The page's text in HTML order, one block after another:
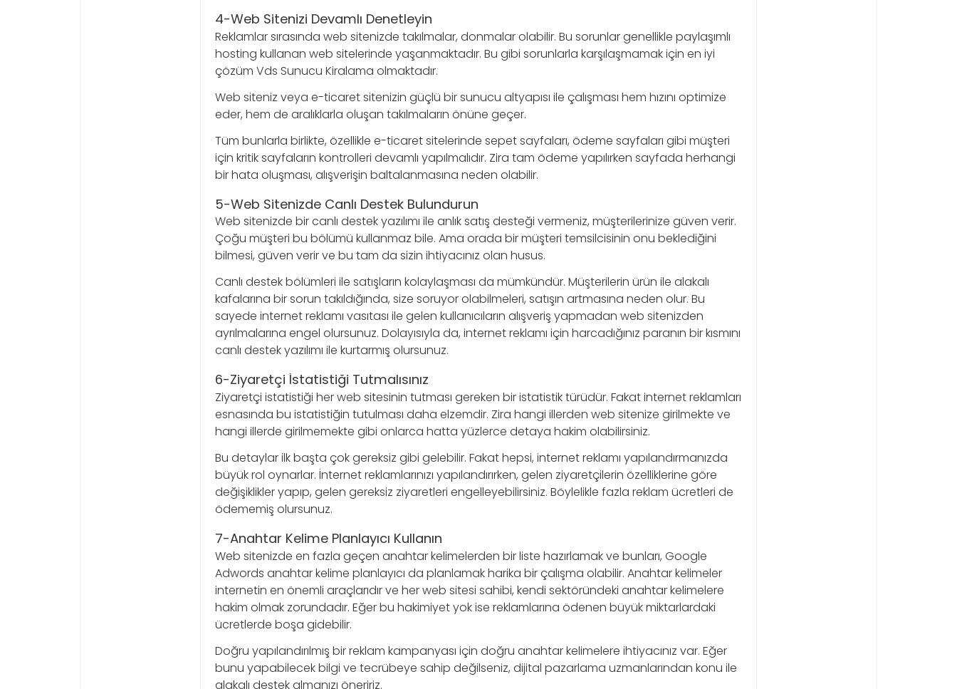
4-Web Sitenizi Devamlı Denetleyin
Reklamlar sırasında web sitenizde takılmalar, donmalar olabilir. Bu sorunlar genellikle paylaşımlı
hosting kullanan web sitelerinde yaşanmaktadır. Bu gibi sorunlarla karşılaşmamak için en iyi
çözüm Vds Sunucu Kiralama olmaktadır.
Web siteniz veya e-ticaret sitenizin güçlü bir sunucu altyapısı ile çalışması hem hızını optimize
eder, hem de aralıklarla oluşan takılmaların önüne geçer.
Tüm bunlarla birlikte, özellikle e-ticaret sitelerinde sepet sayfaları, ödeme sayfaları gibi müşteri
için kritik sayfaların kontrolleri devamlı yapılmalıdır. Zira tam ödeme yapılırken sayfada herhangi
bir hata oluşması, alışverişin baltalanmasına neden olabilir.
5-Web Sitenizde Canlı Destek Bulundurun
Web sitenizde bir canlı destek yazılımı ile anlık satış desteği vermeniz, müşterilerinize güven verir.
Çoğu müşteri bu bölümü kullanmaz bile. Ama orada bir müşteri temsilcisinin onu beklediğini
bilmesi, güven verir ve bu tam da sizin ihtiyacınız olan husus.
Canlı destek bölümleri ile satışların kolaylaşması da mümkündür. Müşterilerin ürün ile alakalı
kafalarına bir sorun takıldığında, size soruyor olabilmeleri, satışın artmasına neden olur. Bu
sayede internet reklamı vasıtası ile gelen kullanıcıların alışveriş yapmadan web sitenizden
ayrılmalarına engel olursunuz. Dolayısıyla da, internet reklamı için harcadığınız paranın bir kısmını
canlı destek yazılımı ile kurtarmış olursunuz.
6-Ziyaretçi İstatistiği Tutmalısınız
Ziyaretçi istatistiği her web sitesinin tutması gereken bir istatistik türüdür. Fakat internet reklamları
esnasında bu istatistiğin tutulması daha elzemdir. Zira hangi illerden web sitenize girilmekte ve
hangi illerde girilmemekte gibi onlarca hatta yüzlerce detaya hakim olabilirsiniz.
Bu detaylar ilk başta çok gereksiz gibi gelebilir. Fakat hepsi, internet reklamı yapılandırmanızda
büyük rol oynarlar. İnternet reklamlarınızı yapılandırırken, gelen ziyaretçilerin özelliklerine göre
değişiklikler yapıp, gelen gereksiz ziyaretleri engelleyebilirsiniz. Böylelikle fazla reklam ücretleri de
ödememiş olursunuz.
7-Anahtar Kelime Planlayıcı Kullanın
Web sitenizde en fazla geçen anahtar kelimelerden bir liste hazırlamak ve bunları, Google
Adwords anahtar kelime planlayıcı da planlamak harika bir çalışma olabilir. Anahtar kelimeler
internetin en önemli araçlarıdır ve her web sitesi sahibi, kendi sektöründeki anahtar kelimelere
hakim olmak zorundadır. Eğer bu hakimiyet yok ise reklamlarına ödenen büyük miktarlardaki
ücretlerde boşa gidebilir.
Doğru yapılandırılmış bir reklam kampanyası için doğru anahtar kelimelere ihtiyacınız var. Eğer
bunu yapabilecek bilgi ve tecrübeye sahip değilseniz, dijital pazarlama uzmanlarından konu ile
alakalı destek almanızı öneririz.